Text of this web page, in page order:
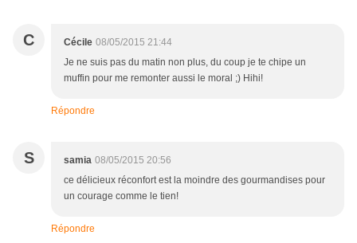
C Cécile 08/05/2015 21:44
Je ne suis pas du matin non plus, du coup je te chipe un
muffin pour me remonter aussi le moral ;) Hihi!
Répondre
S samia 08/05/2015 20:56
ce délicieux réconfort est la moindre des gourmandises pour
un courage comme le tien!
Répondre